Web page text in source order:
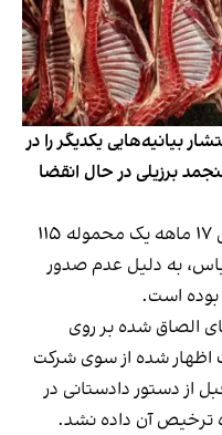
بیانیه‌‌هایی یکدیگر را در
برزیلی در حال انقضا
گمرک ایران اعلام کرده است: معطلی ۱۷ ماهه یک محموله ۱۱۵
به دلیل عدم صدور
بوده است.
الصاق شده بر روی
اظهار شده از سوی شرکت
از دستور دادستانی در